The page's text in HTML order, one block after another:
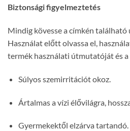
Biztonsági figyelmeztetés
Mindig kövesse a címkén
Használat előtt olvassa el,
termék használati útmutatóját és
Súlyos szemirritációt okoz.
Ártalmas a vízi élővilágra,
Gyermekektől elzárva tartandó.